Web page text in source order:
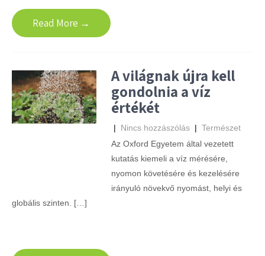
Read More →
A világnak újra kell
gondolnia a víz
értékét
| Nincs hozzászólás | Természet
Az Oxford Egyetem által vezetett
kutatás kiemeli a víz mérésére,
nyomon követésére és kezelésére
irányuló növekvő nyomást, helyi és
globális szinten. […]